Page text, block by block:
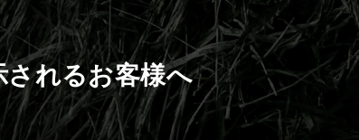
れるお客様へ